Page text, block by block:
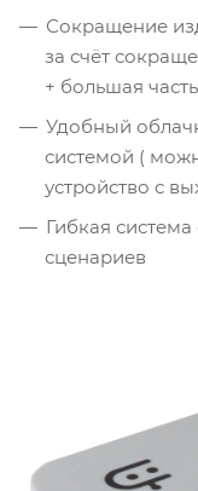
Сокращение
за счёт
+ большая
Удобный
системой (
устройство с
Гибкая
сценариев